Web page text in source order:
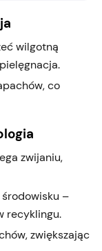
wilgotną
co
zwijaniu,
środowisku –
recyklingu.
zwiększając